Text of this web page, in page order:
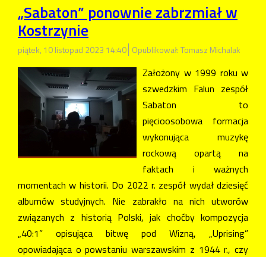
„Sabaton” ponownie zabrzmiał w
Kostrzynie
piątek, 10 listopad 2023 14:40 Opublikował: Tomasz Michalak
Założony w 1999 roku w
szwedzkim Falun zespół
Sabaton to
pięcioosobowa formacja
wykonująca muzykę
rockową opartą na
faktach i ważnych
momentach w historii. Do 2022 r. zespół wydał dziesięć
albumów studyjnych. Nie zabrakło na nich utworów
związanych z historią Polski, jak choćby kompozycja
„40:1” opisująca bitwę pod Wizną, „Uprising”
opowiadająca o powstaniu warszawskim z 1944 r., czy